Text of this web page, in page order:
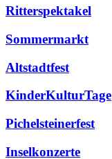
Ritterspektakel
Sommermarkt
Altstadtfest
KinderKulturTage
Pichelsteinerfest
Inselkonzerte